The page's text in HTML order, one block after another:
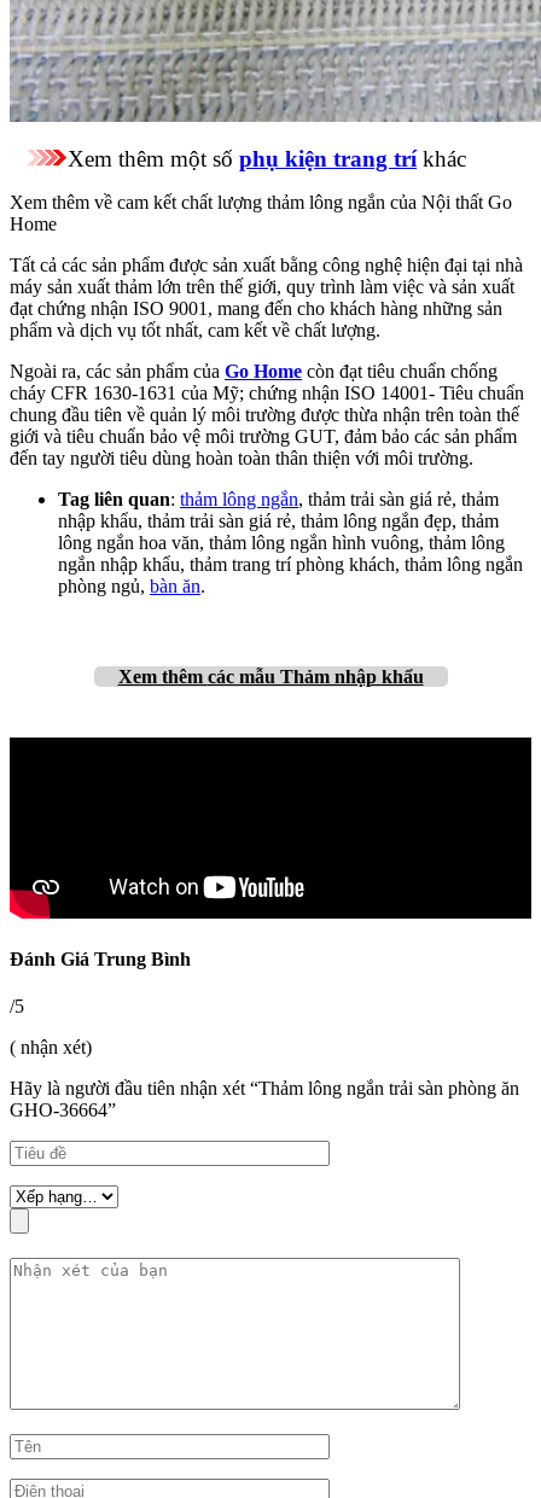
Xem thêm một số phụ kiện trang tríkhác
Xem thêm về cam kết chất lượng thảm lông ngắn của Nội thất Go
Home
Tất cả các sản phẩm được sản xuất bằng công nghệ hiện đại tại nhà
máy sản xuất thảm lớn trên thế giới, quy trình làm việc và sản xuất
đạt chứng nhận ISO 9001, mang đến cho khách hàng những sản
phẩm và dịch vụ tốt nhất, cam kết về chất lượng.
Ngoài ra, các sản phẩm của Go Home còn đạt tiêu chuẩn chống
cháy CFR 1630-1631 của Mỹ; chứng nhận ISO 14001- Tiêu chuẩn
chung đầu tiên về quản lý môi trường được thừa nhận trên toàn thế
giới và tiêu chuẩn bảo vệ môi trường GUT, đảm bảo các sản phẩm
đến tay người tiêu dùng hoàn toàn thân thiện với môi trường.
Tag liên quan: thảm lông ngắn, thảm trải sàn giá rẻ, thảm
nhập khẩu, thảm trải sàn giá rẻ, thảm lông ngắn đẹp, thảm
lông ngắn hoa văn, thảm lông ngắn hình vuông, thảm lông
ngắn nhập khẩu, thảm trang trí phòng khách, thảm lông ngắn
phòng ngủ, bàn ăn.
Xem thêm các mẫu Thảm nhập khẩu
Đánh Giá Trung Bình
/5
( nhận xét)
Hãy là người đầu tiên nhận xét “Thảm lông ngắn trải sàn phòng ăn
GHO-36664”